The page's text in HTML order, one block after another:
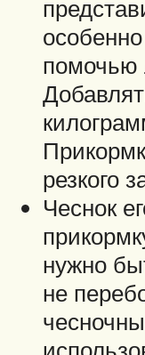
помочью
резкого
Чеснок
нужно
не